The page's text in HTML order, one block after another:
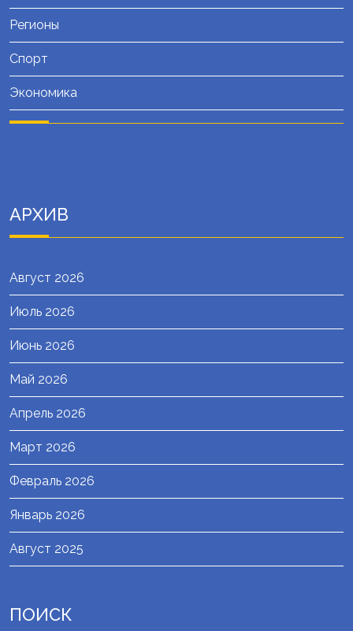
Регионы
Спорт
Экономика
АРХИВ
Август 2026
Июль 2026
Июнь 2026
Май 2026
Апрель 2026
Март 2026
Февраль 2026
Январь 2026
Август 2025
ПОИСК